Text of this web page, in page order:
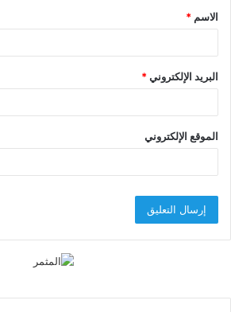
*
الاسم *
البريد الإلكتروني*
الموقع الإلكتروني